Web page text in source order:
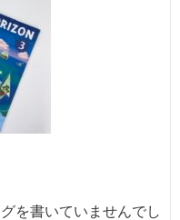
を書いていませんでし